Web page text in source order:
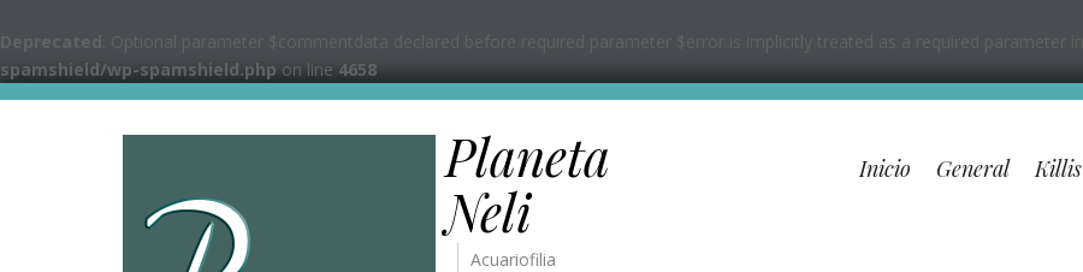
Deprecated : Optional parameter $commentdata declared before required parameter $error is implicitly treated as a required parameter in
spamshield/wp-spamshield.php on line 4658
Planeta
Neli
Acuariofilia
Inicio General Killis